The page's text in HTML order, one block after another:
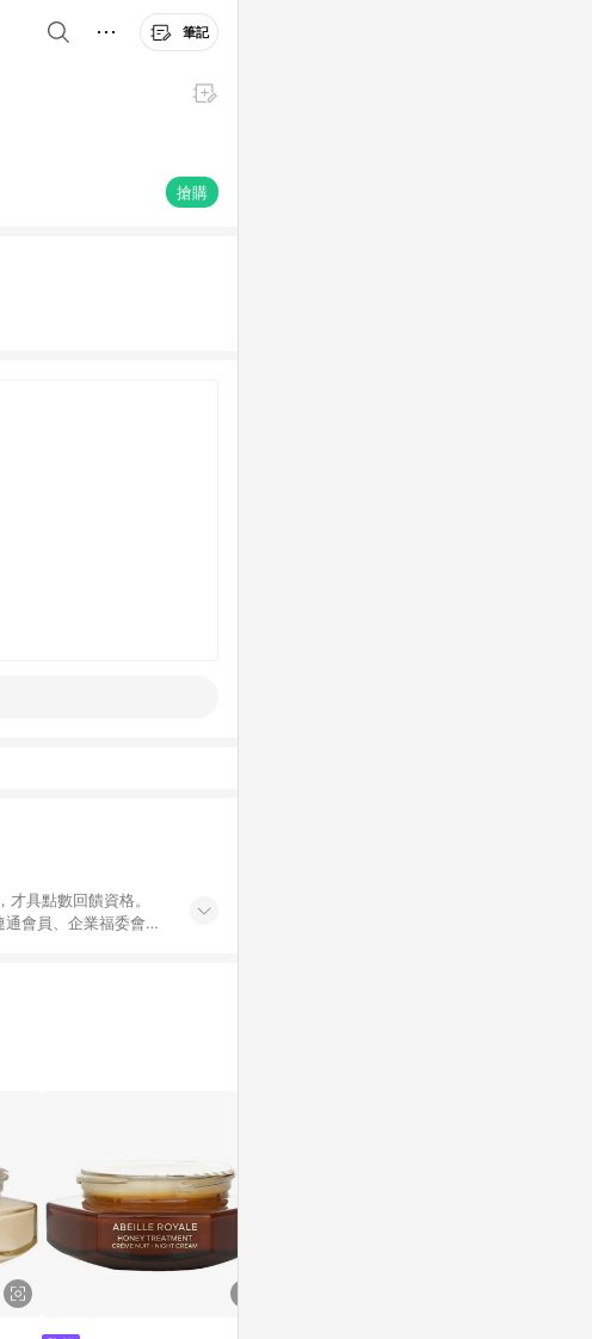
筆記
搶購
具點數回饋資格。
會員、企業福委會員
數回饋。 5. 點數回
，以同一訂單中同一
品與使用條件請依點數